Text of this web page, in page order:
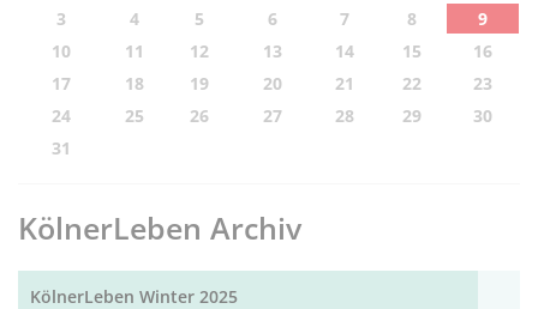
3
4 5 6 7 8
9
10
11 12 13 14 15
16
17
18 19 20 21 22
23
24
25 26 27 28 29
30
31
KölnerLeben Archiv
KölnerLeben Winter 2025